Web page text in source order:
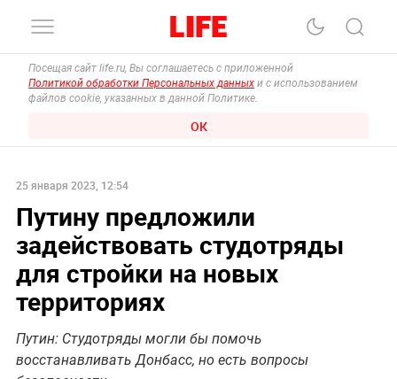
Посещая сайт life.ru, Вы соглашаетесь с приложенной
Политикой обработки Персональных данных и с использованием
файлов cookie, указанных в данной Политике.
ОК
25 января 2023, 12:54
Путину предложили
задействовать студотряды
для стройки на новых
территориях
Путин: Студотряды могли бы помочь
восстанавливать Донбасс, но есть вопросы